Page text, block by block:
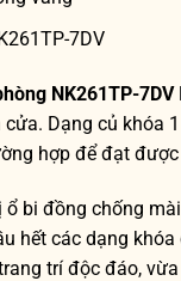
7DV
NK261TP-7DV
Dạng củ khóa
hợp để đạt
ổ bi đồng chống
hết các dạng
trí độc đáo,